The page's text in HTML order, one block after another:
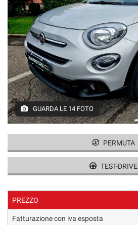
CONTATTI
NEWS
GUARDA LE 14 FOTO
PERMUTA
TEST-DRIVE
PREZZO
Fatturazione con iva esposta